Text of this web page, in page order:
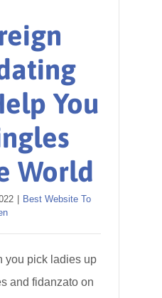
You
World
Best Website To
you pick ladies up
and fidanzato on